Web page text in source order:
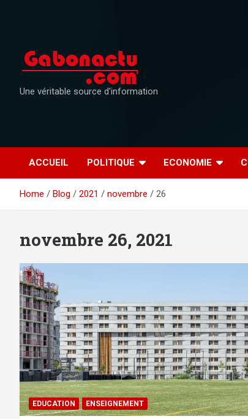
Une véritable source d'information
ACCUEIL POLITIQUE ECONOMIE
Home Blog 2021 novembre 26
novembre 26, 2021
EDUCATION ENSEIGNEMENT